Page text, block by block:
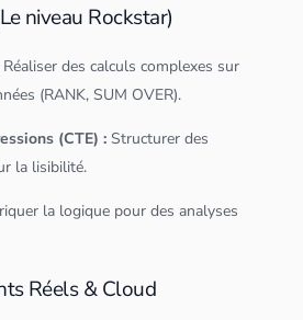
niveau Rockstar)
Réaliser des calculs complexes sur
(RANK, SUM OVER).
(CTE) : Structurer des
la lisibilité.
la logique pour des analyses
Réels & Cloud